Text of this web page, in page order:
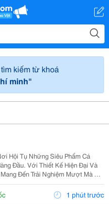
kiếm từ khoá
minh"
Hội Tụ Những Siêu Phẩm Cá
Đầu. Với Thiết Kế Hiện Đại Và
Đến Trải Nghiệm Mượt Mà Dù
Hay Máy Tính. Điểm Tựa
Chơi Nằm Ở Hệ Thống Thanh
1 phút trước